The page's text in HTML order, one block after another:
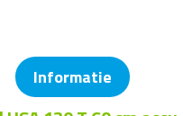
Informatie